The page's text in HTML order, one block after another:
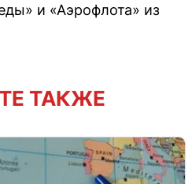
и «Аэрофлота» из
ТАКЖЕ